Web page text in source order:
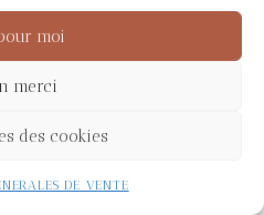
moi
merci
des cookies
DE VENTE
timeless. It adds
of light and softness
the nuances of this
subtly enhanced by